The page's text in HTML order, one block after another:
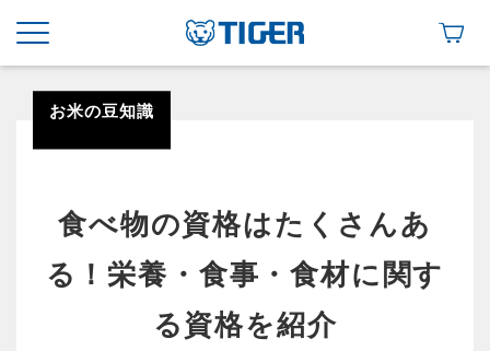
お米の豆知識
食べ物の資格はたくさんあ
る！栄養・食事・食材に関す
る資格を紹介